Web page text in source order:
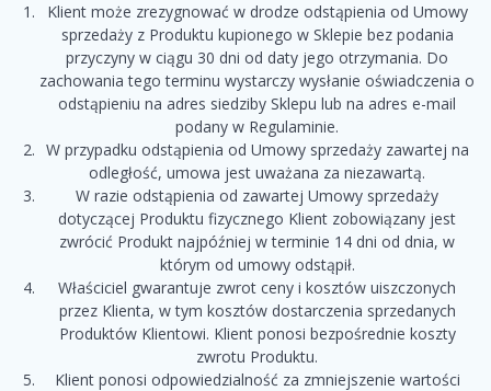
Klient może zrezygnować w drodze odstąpienia od Umowy
sprzedaży z Produktu kupionego w Sklepie bez podania
przyczyny w ciągu 30 dni od daty jego otrzymania. Do
zachowania tego terminu wystarczy wysłanie oświadczenia o
odstąpieniu na adres siedziby Sklepu lub na adres e-mail
podany w Regulaminie.
W przypadku odstąpienia od Umowy sprzedaży zawartej na
odległość, umowa jest uważana za niezawartą.
W razie odstąpienia od zawartej Umowy sprzedaży
dotyczącej Produktu fizycznego Klient zobowiązany jest
zwrócić Produkt najpóźniej w terminie 14 dni od dnia, w
którym od umowy odstąpił.
Właściciel gwarantuje zwrot ceny i kosztów uiszczonych
przez Klienta, w tym kosztów dostarczenia sprzedanych
Produktów Klientowi. Klient ponosi bezpośrednie koszty
zwrotu Produktu.
Klient ponosi odpowiedzialność za zmniejszenie wartości